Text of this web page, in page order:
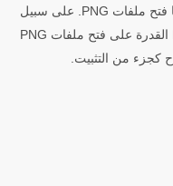
استخدامًا. تدعم جميع أنظمة التشغيل تقريبًا فتح ملفات PNG. على سبيل
المثال ، يمتلك عارض Microsoft Windows القدرة على فتح ملفات PNG
كجزء من التثبيت.